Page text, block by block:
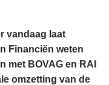
vandaag laat
Financiën weten
met BOVAG en RAI
omzetting van de